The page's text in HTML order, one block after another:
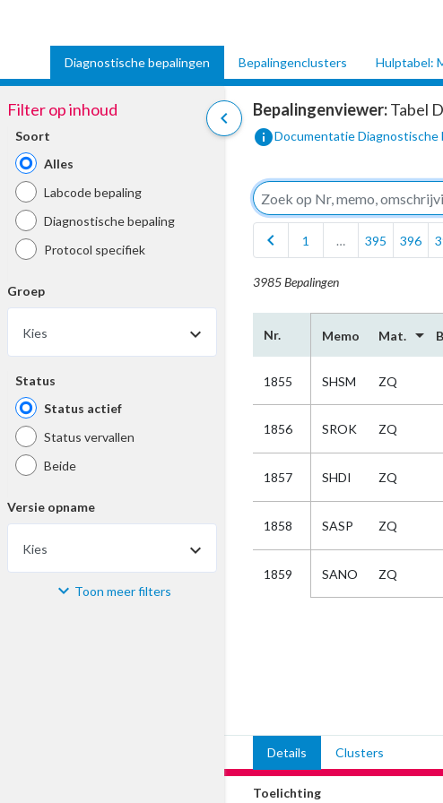
Diagnostische bepalingen Bepalingenclusters Hulptabel:
chevron_left
Filter op inhoud
Soort
Alles
Labcode bepaling
Diagnostische bepaling
Protocol specifiek
Groep
Kies
Status
Status actief
Status vervallen
Beide
Versie opname
Kies
Materiaal Toon meer filters
Bepalingenviewer:Tabel
infoDocumentatie Diagnostische
chevron_left
1 … 395 396
3985 Bepalingen
Nr. Memo Mat. arrow_drop_down
1855 SHSM ZQ
1856 SROK ZQ
1857 SHDI ZQ
1858 SASP ZQ
1859 SANO ZQ
Details Clusters
Toelichting